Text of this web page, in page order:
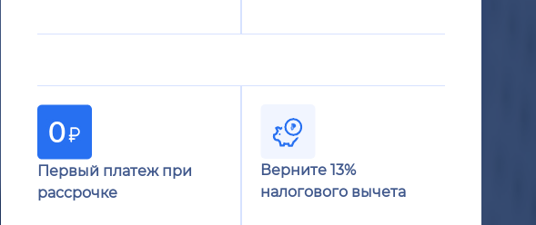
Первый платеж при
рассрочке
Верните 13%
налогового вычета